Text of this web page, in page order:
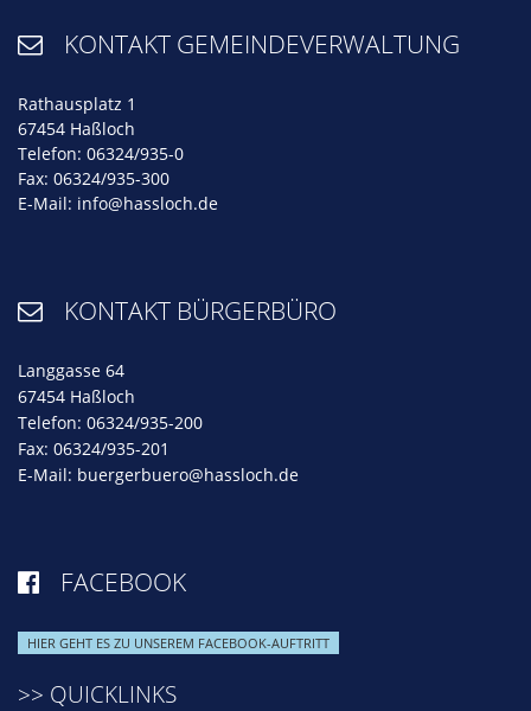
 KONTAKT GEMEINDEVERWALTUNG
Rathausplatz 1
67454 Haßloch
Telefon: 06324/935-0
Fax: 06324/935-300
E-Mail: info@hassloch.de
 KONTAKT BÜRGERBÜRO
Langgasse 64
67454 Haßloch
Telefon: 06324/935-200
Fax: 06324/935-201
E-Mail: buergerbuero@hassloch.de
 FACEBOOK
HIER GEHT ES ZU UNSEREM FACEBOOK-AUFTRITT
>> QUICKLINKS